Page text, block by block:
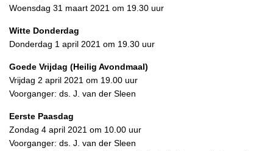
Woensdag 31 maart 2021 om 19.30 uur
Witte Donderdag
Donderdag 1 april 2021 om 19.30 uur
Goede Vrijdag (Heilig Avondmaal)
Vrijdag 2 april 2021 om 19.00 uur
Voorganger: ds. J. van der Sleen
Eerste Paasdag
Zondag 4 april 2021 om 10.00 uur
Voorganger: ds. J. van der Sleen